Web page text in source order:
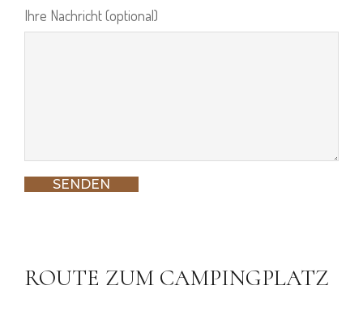
Ihre Nachricht (optional)
ROUTE ZUM CAMPINGPLATZ